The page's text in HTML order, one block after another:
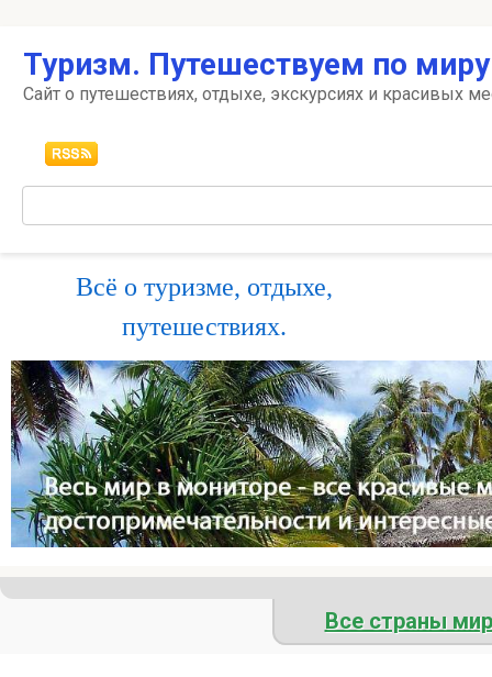
контенту
Туризм. Путешествуем по
Сайт о путешествиях, отдыхе, экскурсиях и красивых
Всё о туризме, отдыхе,
путешествиях.
Все страны